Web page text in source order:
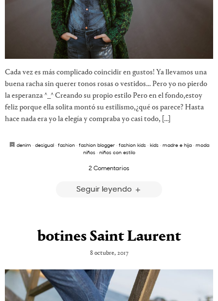
Cada vez es más complicado coincidir en gustos! Ya llevamos una
buena racha sin querer tonos rosas o vestidos… Pero yo no pierdo
la esperanza ^_^ Creando su propio estilo Pero en el fondo,estoy
feliz porque ella solita montó su estilismo,¿qué os parece? Hasta
hace nada era yo la elegía y compraba yo casi todo, […]
denim · desigual· fashion· fashion blogger· fashion kids· kids· madre e hija· moda
niños· niños con estilo
2 Comentarios
Seguir leyendo
botines Saint Laurent
8 octubre, 2017